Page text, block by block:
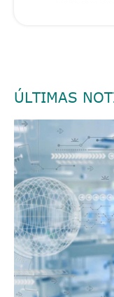
ÚLTIMAS